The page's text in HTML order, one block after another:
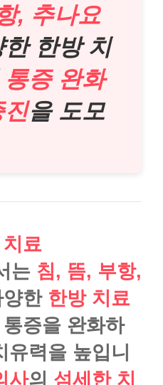
, 추나요
한방 치
통증 완화
진을 도모
료
는 침, 뜸, 부항,
한 한방 치료
증을 완화하
력을 높입니
사의 섬세한 치